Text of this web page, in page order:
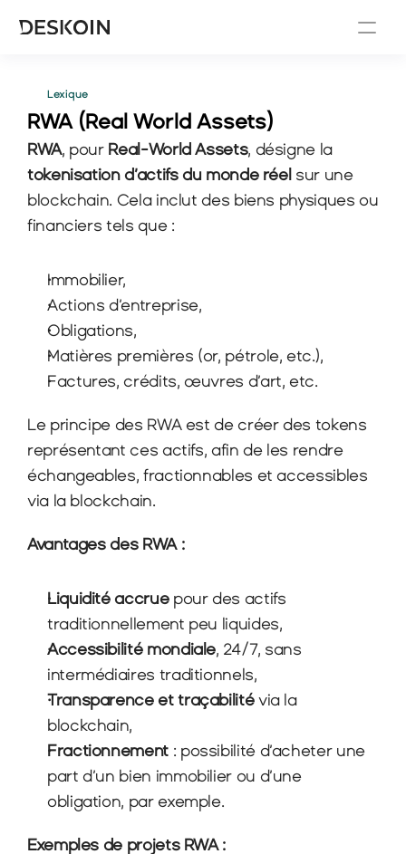
Lexique
RWA (Real World Assets)
RWA, pour Real-World Assets
, désigne la
tokenisation d’actifs du monde réel sur une
blockchain. Cela inclut des biens physiques ou
financiers tels que :
Immobilier,
Actions d’entreprise,
Obligations,
Matières premières (or, pétrole, etc.),
Factures, crédits, œuvres d’art, etc.
Le principe des RWA est de créer des tokens
représentant ces actifs, afin de les rendre
échangeables, fractionnables et accessibles
via la blockchain.
Avantages des RWA :
Liquidité accrue pour des actifs
traditionnellement peu liquides,
Accessibilité mondiale, 24/7, sans
intermédiaires traditionnels,
Transparence et traçabilité via la
blockchain,
Fractionnement : possibilité d’acheter une
part d’un bien immobilier ou d’une
obligation, par exemple.
Exemples de projets RWA :